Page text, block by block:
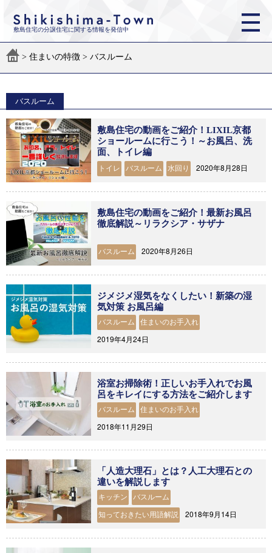
敷島住宅の分譲住宅に関する情報を発信中
> 住まいの特徴 > バスルーム
バスルーム
敷島住宅の動画をご紹介！LIXIL京都
ショールームに行こう！～お風呂、洗
面、トイレ編
トイレ バスルーム 水回り 2020年8月28日
敷島住宅の動画をご紹介！最新お風呂
徹底解説～リラクシア・サザナ
バスルーム 2020年8月26日
ジメジメ湿気をなくしたい！新築の湿
気対策 お風呂編
バスルーム 住まいのお手入れ
2019年4月24日
浴室お掃除術！正しいお手入れでお風
呂をキレイにする方法をご紹介します
バスルーム 住まいのお手入れ
2018年11月29日
「人造大理石」とは？人工大理石との
違いを解説します
キッチン バスルーム
知っておきたい用語解説 2018年9月14日